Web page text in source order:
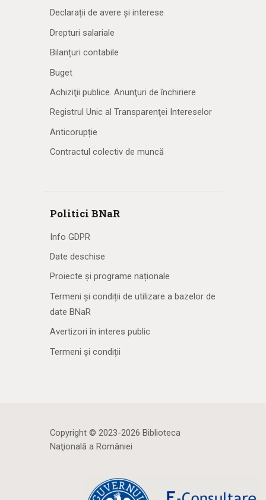
Declarații de avere și interese
Drepturi salariale
Bilanțuri contabile
Buget
Achiziţii publice. Anunţuri de închiriere
Registrul Unic al Transparenţei Intereselor
Anticorupție
Contractul colectiv de muncă
Politici BNaR
Info GDPR
Date deschise
Proiecte și programe naționale
Termeni și condiții de utilizare a bazelor de
date BNaR
Avertizori în interes public
Termeni și condiții
Copyright © 2023-2026 Biblioteca
Naţională a României